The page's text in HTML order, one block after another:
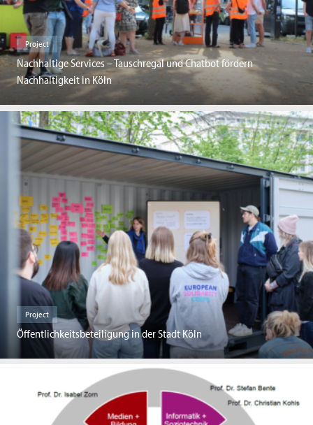
Project
Nachhaltige Services – Tauschregal und Chatbot fördern
Nachhaltigkeit in Köln
Project
Öffentlichkeitsbeteiligung in der Stadt Köln